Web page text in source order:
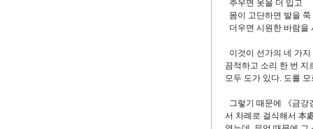
추우면 옷을 더 입고
몸이 고단하면 발을
더우면 시원한 바람을
이것이 선가의 네 가
끔적하고 소리 한 번 지
모두 도가 있다. 도를
그렇기 때문에 《금강
서 차례로 걸식해서 本